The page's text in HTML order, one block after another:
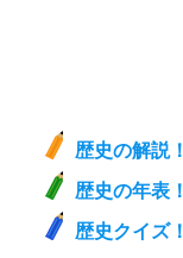
歴史の解説！
歴史の年表！
歴史クイズ！